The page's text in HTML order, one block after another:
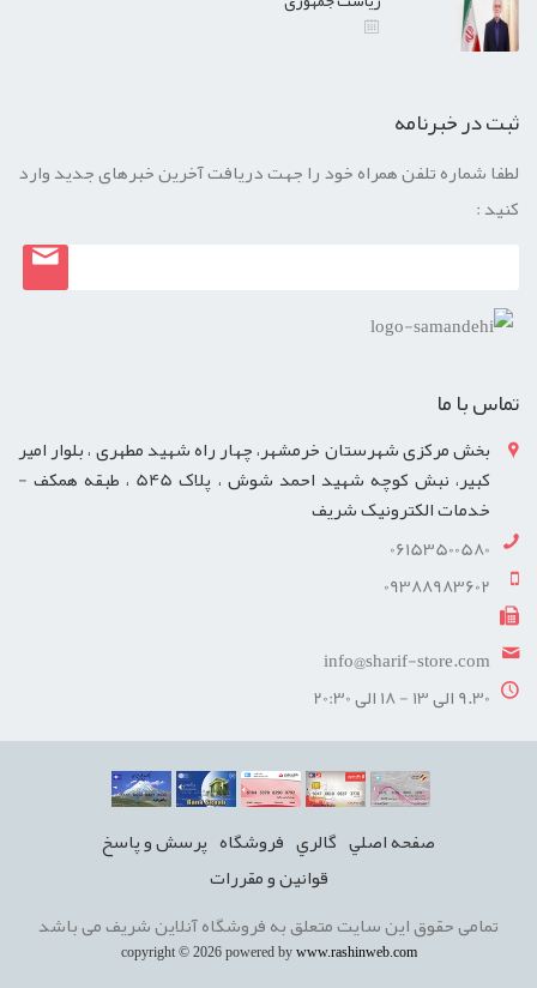
ثبت در خبرنامه
لطفا شماره تلفن همراه خود را جهت دریافت آخرین خبرهای جدید وارد
کنید :
تماس با ما
بخش مرکزی شهرستان خرمشهر، چهار راه شهید مطهری ، بلوار امیر
کبیر، نبش کوچه شهید احمد شوش ، پلاک 545 ، طبقه همکف -
خدمات الکترونیک شریف
06153500580
09388983602
info@sharif-store.com
9.30 الی 13 - 18 الی 20:30
صفحه اصلي گالري فروشگاه پرسش و پاسخ
قوانين و مقررات
تمامی حقوق این سایت متعلق به فروشگاه آنلاین شریف می باشد
copyright © 2026 powered by www.rashinweb.com